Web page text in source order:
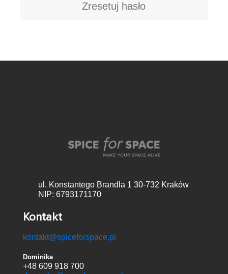
Zresetuj hasło
ul. Konstantego Brandla 1 30-732 Kraków
NIP: 6793171170
Kontakt
kontakt@spiceforspace.pl
Dominika
+48 609 918 700